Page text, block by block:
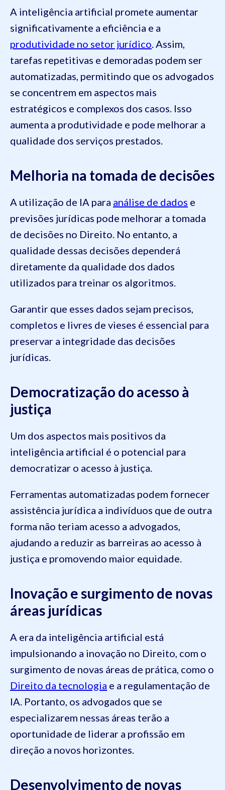
A inteligência artificial promete aumentar
significativamente a eficiência e a
produtividade no setor jurídico . Assim,
tarefas repetitivas e demoradas podem ser
automatizadas, permitindo que os advogados
se concentrem em aspectos mais
estratégicos e complexos dos casos. Isso
aumenta a produtividade e pode melhorar a
qualidade dos serviços prestados.
Melhoria na tomada de decisões
A utilização de IA para análise de dados e
previsões jurídicas pode melhorar a tomada
de decisões no Direito. No entanto, a
qualidade dessas decisões dependerá
diretamente da qualidade dos dados
utilizados para treinar os algoritmos.
Garantir que esses dados sejam precisos,
completos e livres de vieses é essencial para
preservar a integridade das decisões
jurídicas.
Democratização do acesso à
justiça
Um dos aspectos mais positivos da
inteligência artificial é o potencial para
democratizar o acesso à justiça.
Ferramentas automatizadas podem fornecer
assistência jurídica a indivíduos que de outra
forma não teriam acesso a advogados,
ajudando a reduzir as barreiras ao acesso à
justiça e promovendo maior equidade.
Inovação e surgimento de novas
áreas jurídicas
A era da inteligência artificial está
impulsionando a inovação no Direito, com o
surgimento de novas áreas de prática, como o
Direito da tecnologia e a regulamentação de
IA. Portanto, os advogados que se
especializarem nessas áreas terão a
oportunidade de liderar a profissão em
direção a novos horizontes.
Desenvolvimento de novas